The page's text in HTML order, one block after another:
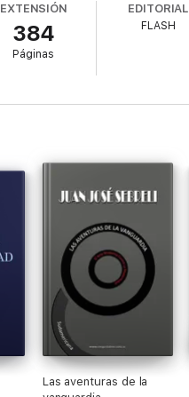
EXTENSIÓN
384
Páginas
EDITORIAL
FLASH
Las aventuras de la